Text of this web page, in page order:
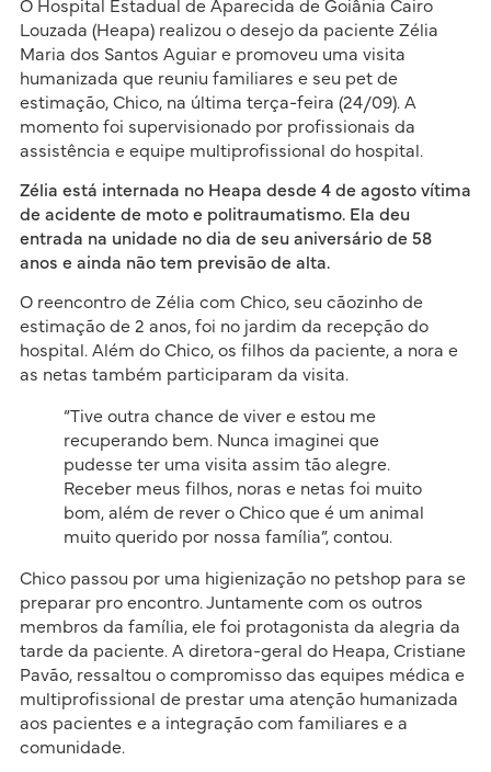
O Hospital Estadual de Aparecida de Goiânia Cairo
Louzada (Heapa) realizou o desejo da paciente Zélia
Maria dos Santos Aguiar e promoveu uma visita
humanizada que reuniu familiares e seu pet de
estimação, Chico, na última terça-feira (24/09). A
momento foi supervisionado por profissionais da
assistência e equipe multiprofissional do hospital.
Zélia está internada no Heapa desde 4 de agosto vítima
de acidente de moto e politraumatismo. Ela deu
entrada na unidade no dia de seu aniversário de 58
anos e ainda não tem previsão de alta.
O reencontro de Zélia com Chico, seu cãozinho de
estimação de 2 anos, foi no jardim da recepção do
hospital. Além do Chico, os filhos da paciente, a nora e
as netas também participaram da visita.
“Tive outra chance de viver e estou me
recuperando bem. Nunca imaginei que
pudesse ter uma visita assim tão alegre.
Receber meus filhos, noras e netas foi muito
bom, além de rever o Chico que é um animal
muito querido por nossa família”, contou.
Chico passou por uma higienização no petshop para se
preparar pro encontro. Juntamente com os outros
membros da família, ele foi protagonista da alegria da
tarde da paciente. A diretora-geral do Heapa, Cristiane
Pavão, ressaltou o compromisso das equipes médica e
multiprofissional de prestar uma atenção humanizada
aos pacientes e a integração com familiares e a
comunidade.